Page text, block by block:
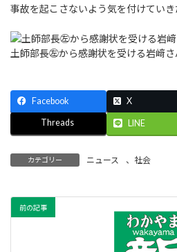
事故を起こさないよう気を付けていき
土師部長㊧から感謝状を受ける岩﨑さ
Facebook X
Threads LINE
カテゴリー ニュース 、 社会
前の記事